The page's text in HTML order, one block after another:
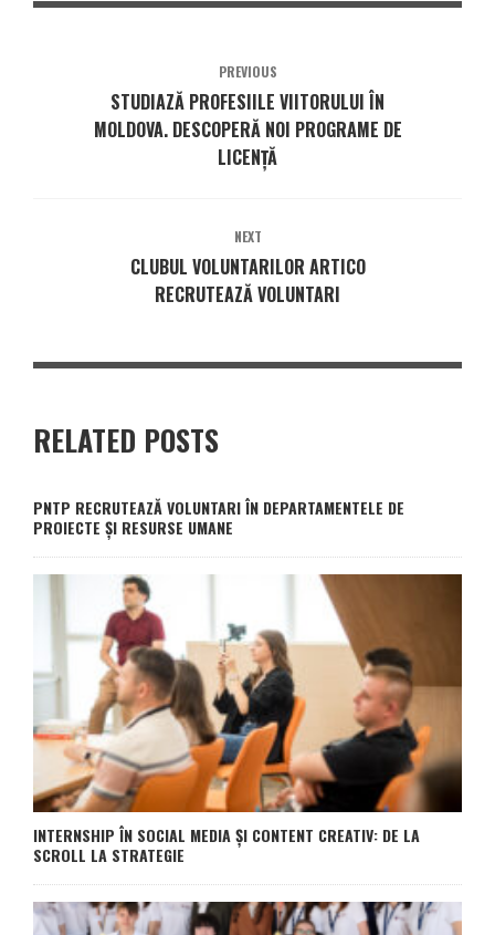
PREVIOUS
STUDIAZĂ PROFESIILE VIITORULUI ÎN
MOLDOVA. DESCOPERĂ NOI PROGRAME DE
LICENȚĂ
NEXT
CLUBUL VOLUNTARILOR ARTICO
RECRUTEAZĂ VOLUNTARI
RELATED POSTS
PNTP RECRUTEAZĂ VOLUNTARI ÎN DEPARTAMENTELE DE
PROIECTE ȘI RESURSE UMANE
INTERNSHIP ÎN SOCIAL MEDIA ȘI CONTENT CREATIV: DE LA
SCROLL LA STRATEGIE